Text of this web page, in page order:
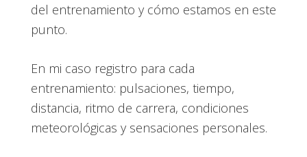
del entrenamiento y cómo estamos en este
punto.
En mi caso registro para cada
entrenamiento: pulsaciones, tiempo,
distancia, ritmo de carrera, condiciones
meteorológicas y sensaciones personales.